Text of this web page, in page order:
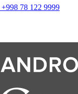
+998 78 122 9999